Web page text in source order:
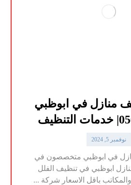
منازل في ابوظبي
نوفمبر 5, 2024
في ابوظبي متخصصون في
ابوظبي في تنظيف الفلل
باقل الاسعار شركة ...